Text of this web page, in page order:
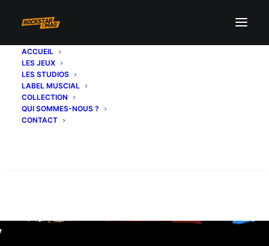
ACCUEIL
LES JEUX
LES STUDIOS
LABEL MUSCIAL
COLLECTION
QUI SOMMES-NOUS ?
CONTACT